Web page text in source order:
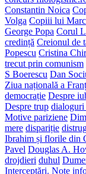
Constantin Noica
Volga Copiii lui
George Popa Corul
credință Creionul de
Popescu Cristina
trecut prin comunism
S Boerescu Dan
Ziua națională a
democrație Despre
Despre trup dialoguri
Motive pariziene
mere dispariție
Ibrahim și florile din
Pavel Douglas A.
drojdieri duhul
Interceptări. Note